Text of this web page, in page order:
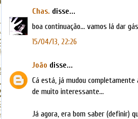
Chas. disse...
boa continuação... vamos lá dar
15/04/13, 22:26
João disse...
Cá está, já mudou
de muito interessante...
Já agora, era bom saber (definir)